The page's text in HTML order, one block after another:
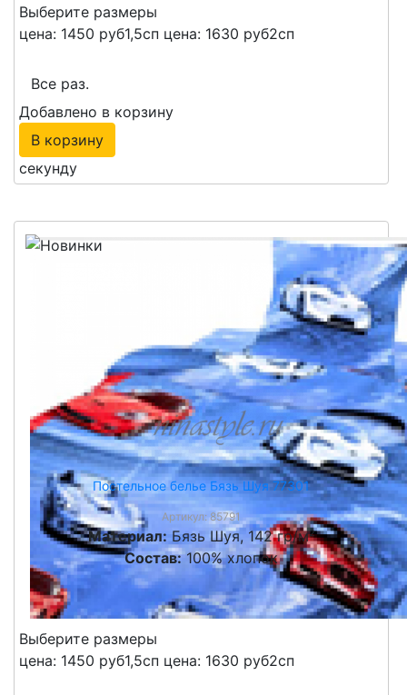
Выберите размеры
цена: 1450 руб1,5сп цена: 1630 руб2сп
Все раз.
Добавлено в корзину
В корзину
секунду
Постельное белье Бязь Шуя 77301
Артикул:85791
Материал: Бязь Шуя, 142 гр/м²
Состав: 100% хлопок
от1450 руб КУПИТЬ
Выберите размеры
цена: 1450 руб1,5сп цена: 1630 руб2сп